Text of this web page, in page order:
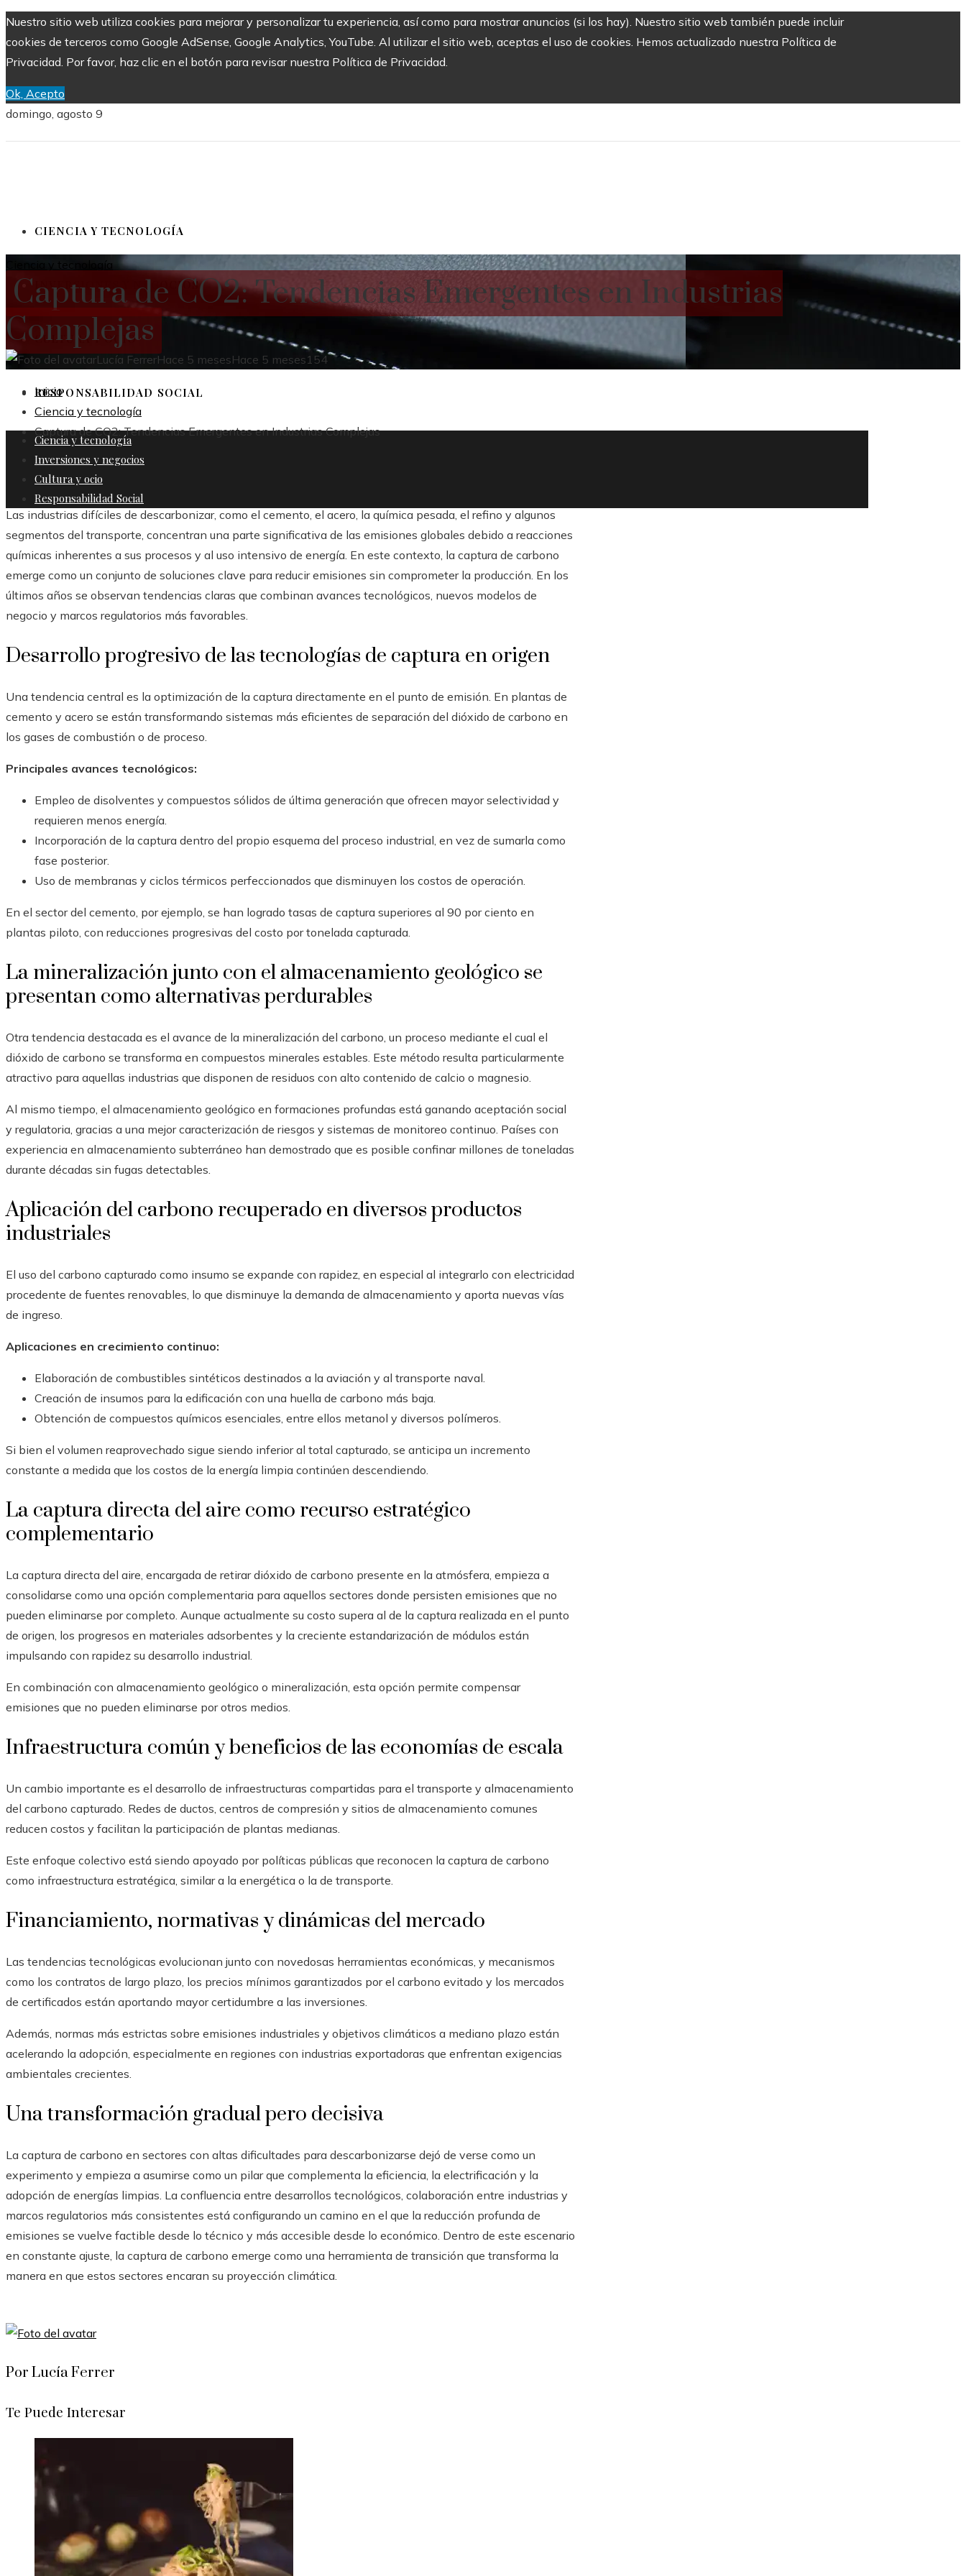
Nuestro sitio web utiliza cookies para mejorar y personalizar tu experiencia, así como para mostrar anuncios (si los hay). Nuestro sitio web también puede incluir
cookies de terceros como Google AdSense, Google Analytics, YouTube. Al utilizar el sitio web, aceptas el uso de cookies. Hemos actualizado nuestra Política de
Privacidad. Por favor, haz clic en el botón para revisar nuestra Política de Privacidad.
Ok, Acepto
domingo, agosto 9
CIENCIA Y TECNOLOGÍA
INVERSIONES Y NEGOCIOS
CULTURA Y OCIO
RESPONSABILIDAD SOCIAL
Ciencia y tecnología
Inversiones y negocios
Cultura y ocio
Responsabilidad Social
Ciencia y tecnología
Captura de CO2: Tendencias Emergentes en Industrias
Complejas
Lucía FerrerHace 5 mesesHace 5 meses154
Inicio
Ciencia y tecnología
Captura de CO2: Tendencias Emergentes en Industrias Complejas
Las industrias difíciles de descarbonizar, como el cemento, el acero, la química pesada, el refino y algunos
segmentos del transporte, concentran una parte significativa de las emisiones globales debido a reacciones
químicas inherentes a sus procesos y al uso intensivo de energía. En este contexto, la captura de carbono
emerge como un conjunto de soluciones clave para reducir emisiones sin comprometer la producción. En los
últimos años se observan tendencias claras que combinan avances tecnológicos, nuevos modelos de
negocio y marcos regulatorios más favorables.
Desarrollo progresivo de las tecnologías de captura en origen
Una tendencia central es la optimización de la captura directamente en el punto de emisión. En plantas de
cemento y acero se están transformando sistemas más eficientes de separación del dióxido de carbono en
los gases de combustión o de proceso.
Principales avances tecnológicos:
Empleo de disolventes y compuestos sólidos de última generación que ofrecen mayor selectividad y
requieren menos energía.
Incorporación de la captura dentro del propio esquema del proceso industrial, en vez de sumarla como
fase posterior.
Uso de membranas y ciclos térmicos perfeccionados que disminuyen los costos de operación.
En el sector del cemento, por ejemplo, se han logrado tasas de captura superiores al 90 por ciento en
plantas piloto, con reducciones progresivas del costo por tonelada capturada.
La mineralización junto con el almacenamiento geológico se
presentan como alternativas perdurables
Otra tendencia destacada es el avance de la mineralización del carbono, un proceso mediante el cual el
dióxido de carbono se transforma en compuestos minerales estables. Este método resulta particularmente
atractivo para aquellas industrias que disponen de residuos con alto contenido de calcio o magnesio.
Al mismo tiempo, el almacenamiento geológico en formaciones profundas está ganando aceptación social
y regulatoria, gracias a una mejor caracterización de riesgos y sistemas de monitoreo continuo. Países con
experiencia en almacenamiento subterráneo han demostrado que es posible confinar millones de toneladas
durante décadas sin fugas detectables.
Aplicación del carbono recuperado en diversos productos
industriales
El uso del carbono capturado como insumo se expande con rapidez, en especial al integrarlo con electricidad
procedente de fuentes renovables, lo que disminuye la demanda de almacenamiento y aporta nuevas vías
de ingreso.
Aplicaciones en crecimiento continuo:
Elaboración de combustibles sintéticos destinados a la aviación y al transporte naval.
Creación de insumos para la edificación con una huella de carbono más baja.
Obtención de compuestos químicos esenciales, entre ellos metanol y diversos polímeros.
Si bien el volumen reaprovechado sigue siendo inferior al total capturado, se anticipa un incremento
constante a medida que los costos de la energía limpia continúen descendiendo.
La captura directa del aire como recurso estratégico
complementario
La captura directa del aire, encargada de retirar dióxido de carbono presente en la atmósfera, empieza a
consolidarse como una opción complementaria para aquellos sectores donde persisten emisiones que no
pueden eliminarse por completo. Aunque actualmente su costo supera al de la captura realizada en el punto
de origen, los progresos en materiales adsorbentes y la creciente estandarización de módulos están
impulsando con rapidez su desarrollo industrial.
En combinación con almacenamiento geológico o mineralización, esta opción permite compensar
emisiones que no pueden eliminarse por otros medios.
Infraestructura común y beneficios de las economías de escala
Un cambio importante es el desarrollo de infraestructuras compartidas para el transporte y almacenamiento
del carbono capturado. Redes de ductos, centros de compresión y sitios de almacenamiento comunes
reducen costos y facilitan la participación de plantas medianas.
Este enfoque colectivo está siendo apoyado por políticas públicas que reconocen la captura de carbono
como infraestructura estratégica, similar a la energética o la de transporte.
Financiamiento, normativas y dinámicas del mercado
Las tendencias tecnológicas evolucionan junto con novedosas herramientas económicas, y mecanismos
como los contratos de largo plazo, los precios mínimos garantizados por el carbono evitado y los mercados
de certificados están aportando mayor certidumbre a las inversiones.
Además, normas más estrictas sobre emisiones industriales y objetivos climáticos a mediano plazo están
acelerando la adopción, especialmente en regiones con industrias exportadoras que enfrentan exigencias
ambientales crecientes.
Una transformación gradual pero decisiva
La captura de carbono en sectores con altas dificultades para descarbonizarse dejó de verse como un
experimento y empieza a asumirse como un pilar que complementa la eficiencia, la electrificación y la
adopción de energías limpias. La confluencia entre desarrollos tecnológicos, colaboración entre industrias y
marcos regulatorios más consistentes está configurando un camino en el que la reducción profunda de
emisiones se vuelve factible desde lo técnico y más accesible desde lo económico. Dentro de este escenario
en constante ajuste, la captura de carbono emerge como una herramienta de transición que transforma la
manera en que estos sectores encaran su proyección climática.
Por Lucía Ferrer
Te Puede Interesar